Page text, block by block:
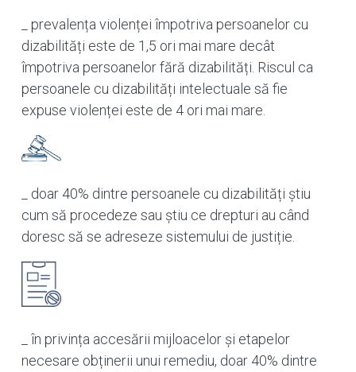
_ prevalența violenței împotriva persoanelor cu
dizabilități este de 1,5 ori mai mare decât
împotriva persoanelor fără dizabilități. Riscul ca
persoanele cu dizabilități intelectuale să fie
expuse violenței este de 4 ori mai mare.
_ doar 40% dintre persoanele cu dizabilități știu
cum să procedeze sau știu ce drepturi au când
doresc să se adreseze sistemului de justiție.
_ în privința accesării mijloacelor și etapelor
necesare obținerii unui remediu, doar 40% dintre